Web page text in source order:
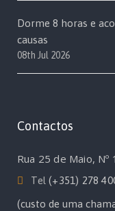
Dorme 8 horas e
causas
08th Jul 2026
Contactos
Rua 25 de Maio,
Tel(+351) 278
(custo de uma